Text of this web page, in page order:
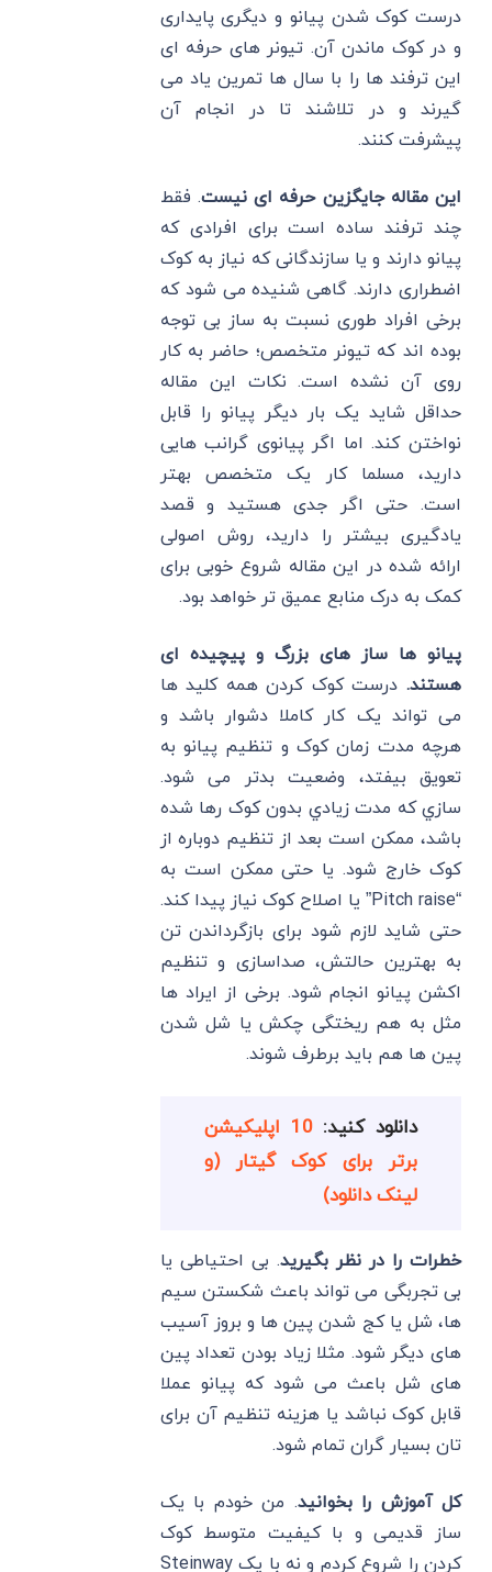
درست کوک شدن پیانو و دیگری پایداری
و در کوک ماندن آن. تیونر های حرفه ای
این ترفند ها را با سال ها تمرین یاد می
گیرند و در تلاشند تا در انجام آن
پیشرفت کنند.
این مقاله جایگزین حرفه ای نیست. فقط
چند ترفند ساده است برای افرادی که
پیانو دارند و یا سازندگانی که نیاز به کوک
اضطراری دارند. گاهی شنیده می شود که
برخی افراد طوری نسبت به ساز بی توجه
بوده اند که تیونر متخصص؛ حاضر به کار
روی آن نشده است. نکات این مقاله
حداقل شاید یک بار دیگر پیانو را قابل
نواختن کند. اما اگر پیانوی گرانب هایی
دارید، مسلما کار یک متخصص بهتر
است. حتی اگر جدی هستید و قصد
یادگیری بیشتر را دارید، روش اصولی
ارائه شده در این مقاله شروع خوبی برای
کمک به درک منابع عمیق تر خواهد بود.
پیانو ها ساز های بزرگ و پیچیده ای
هستند. درست کوک کردن همه کلید ها
می تواند یک کار کاملا دشوار باشد و
هرچه مدت زمان کوک و تنظیم پیانو به
تعویق بیفتد، وضعیت بدتر می شود.
سازي كه مدت زيادي بدون کوک رها شده
باشد، ممكن است بعد از تنظیم دوباره از
کوک خارج شود. یا حتی ممکن است به
“Pitch raise” یا اصلاح کوک نیاز پیدا کند.
حتی شاید لازم شود برای بازگرداندن تن
به بهترین حالتش، صداسازی و تنظیم
اکشن پیانو انجام شود. برخی از ایراد ها
مثل به هم ریختگی چکش یا شل شدن
پین ها هم باید برطرف شوند.
دانلود کنید:
10 اپلیکیشن
برتر برای کوک گیتار (و
لینک دانلود)
خطرات را در نظر بگیرید. بی احتیاطی یا
بی تجربگی می تواند باعث شکستن سیم
ها، شل یا کج شدن پین ها و بروز آسیب
های دیگر شود. مثلا زیاد بودن تعداد پین
های شل باعث می شود که پیانو عملا
قابل کوک نباشد یا هزینه تنظیم آن برای
تان بسیار گران تمام شود.
کل آموزش را بخوانید. من خودم با یک
ساز قدیمی و با کیفیت متوسط کوک
کردن را شروع کردم و نه با یک Steinway